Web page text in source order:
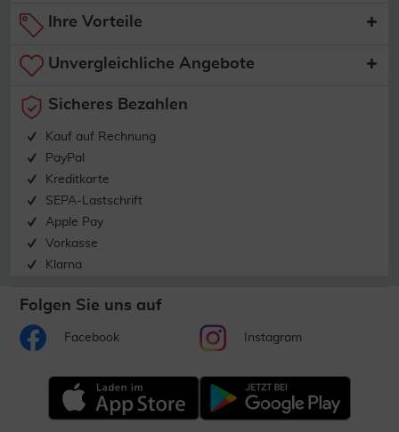
Ihre Vorteile
Unvergleichliche Angebote
Sicheres Bezahlen
Kauf auf Rechnung
PayPal
Kreditkarte
SEPA-Lastschrift
Apple Pay
Vorkasse
Klarna
Folgen Sie uns auf
Facebook Instagram